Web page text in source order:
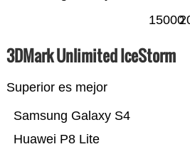
15000
3DMark Unlimited IceStorm
Superior es mejor
Huawei P8 Lite
Samsung Galaxy S4